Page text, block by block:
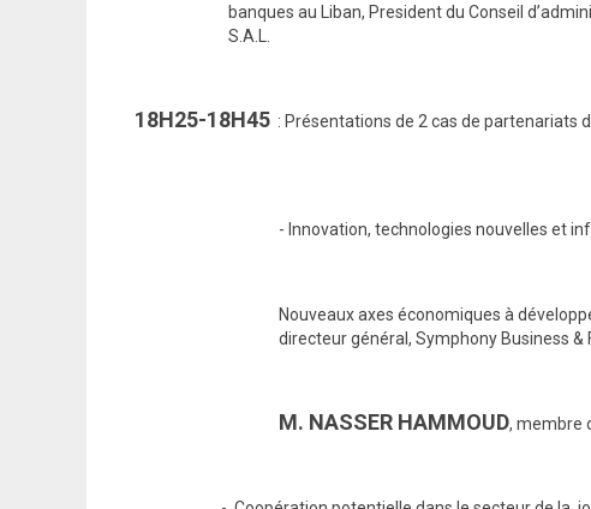
banques au Liban, President du Conseil
S.A.L.
18H25-18H45 : Présentations de 2 cas de partenariats
- Innovation, technologies nouvelles et
Nouveaux axes économiques à
directeur général, Symphony Business &
M. NASSER HAMMOUD,